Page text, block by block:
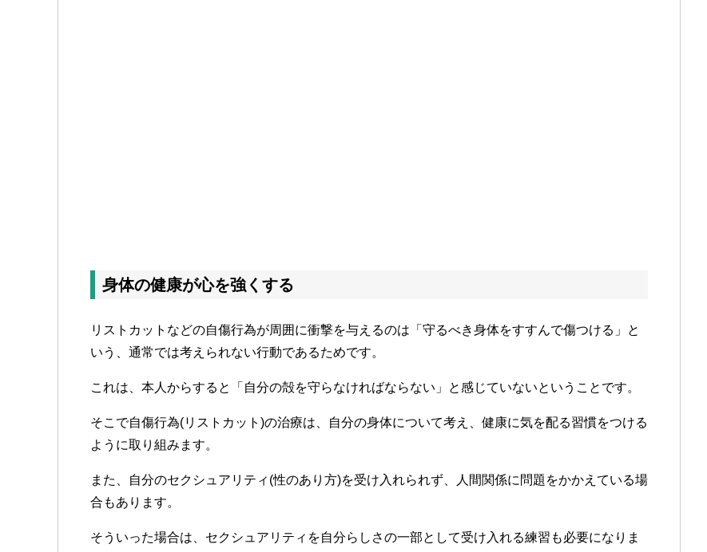
身体の健康が心を強くする
リストカットなどの自傷行為が周囲に衝撃を与えるのは「守るべき身体をすすんで傷つける」と
いう、通常では考えられない行動であるためです。
これは、本人からすると「自分の殻を守らなければならない」と感じていないということです。
そこで自傷行為(リストカット)の治療は、自分の身体について考え、健康に気を配る習慣をつける
ように取り組みます。
また、自分のセクシュアリティ(性のあり方)を受け入れられず、人間関係に問題をかかえている場
合もあります。
そういった場合は、セクシュアリティを自分らしさの一部として受け入れる練習も必要になりま